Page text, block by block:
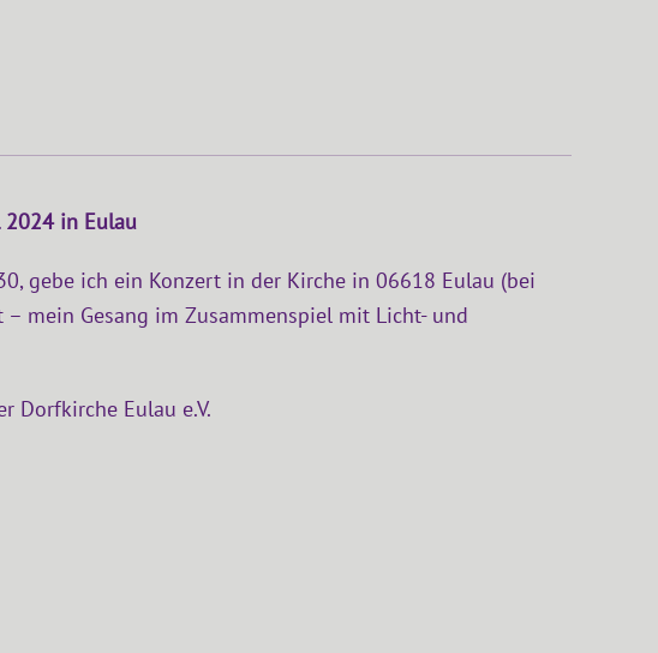
2024 in Eulau
gebe ich ein Konzert in der Kirche in 06618 Eulau (bei
mein Gesang im Zusammenspiel mit Licht- und
Dorfkirche Eulau e.V.